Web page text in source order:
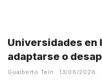
Universidades en
adaptarse o
Gualberto Tein 13/06/2026